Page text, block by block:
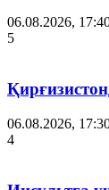
06.08.2026,
5
06.08.2026,
4